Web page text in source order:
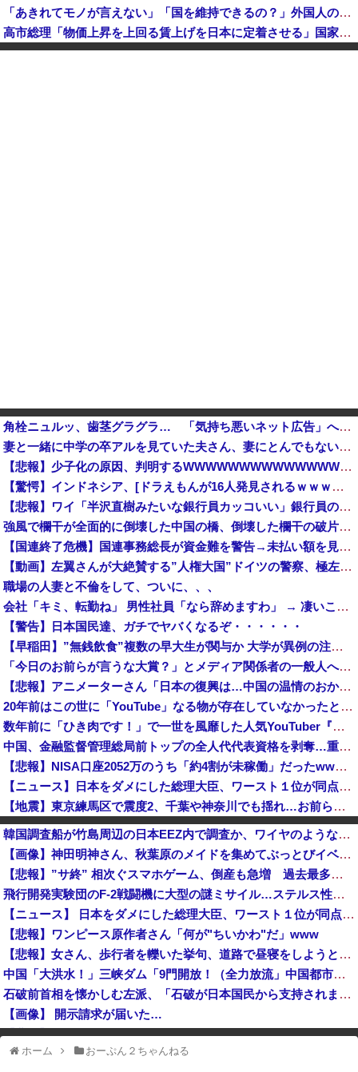
「あきれてモノが言えない」「国を維持できるの？」外国人の永住許可要件の厳格化で在日中国人の本音は？
高市総理「物価上昇を上回る賃上げを日本に定着させる」国家公務員月給3.51％増へ 地方公務員も追随する見通し
【鹿児島】 突然右折し路面電車と衝突 乗っていた男女3人は車を放置しダッシュで逃走中
角栓ニュルッ、歯茎グラグラ… 「気持ち悪いネット広告」への苦情が急増 [8/8]
妻と一緒に中学の卒アルを見ていた夫さん、妻にとんでもない秘密をバレて震える・・・
【悲報】少子化の原因、判明するWWWWWWWWWWWWWWWW
【驚愕】インドネシア、[ドラえもんが16人発見されるｗｗｗｗｗｗｗｗｗ他
【悲報】ワイ「半沢直樹みたいな銀行員カッコいい」銀行員の友人「あんな奴居ねえよ」
強風で欄干が全面的に倒壊した中国の橋、倒壊した欄干の破片を調べると凄まじい事実が発覚して……
【国連終了危機】国連事務総長が資金難を警告→未払い額を見た世界3位負担の日本側から厳しい声→では誰が払っていないのか言え
【動画】左翼さんが大絶賛する”人権大国”ドイツの警察、極左活動家への「人道的対処」が力強すぎるとネットで話題に → ｗｗｗｗｗｗｗｗ
職場の人妻と不倫をして、ついに、、、
会社「キミ、転勤ね」 男性社員「なら辞めますわ」 → 凄いことになるｗｗｗｗｗｗ
【警告】日本国民達、ガチでヤバくなるぞ・・・・・・
【早稲田】”無銭飲食”複数の早大生が関与か 大学が異例の注意喚起
「今日のお前らが言うな大賞？」とメディア関係者の一般人への苦言にツッコミ殺到、被災地の避難所でカメラまわすのは……
【悲報】アニメーターさん「日本の復興は…中国の温情のおかげだ！」 ← 突っ込み殺到 ｗｗｗｗｗｗｗｗｗ
20年前はこの世に「YouTube」なる物が存在していなかったという事実
数年前に「ひき肉です！」で一世を風靡した人気YouTuber『ちょんまげ小僧』さん、とんでもないことになっていた
中国、金融監督管理総局前トップの全人代代表資格を剥奪…重大な規律違反で！
【悲報】NISA口座2052万のうち「約4割が未稼働」だったwwwwww
【ニュース】日本をダメにした総理大臣、ワースト１位が同点でこの人ｗｗｗｗｗｗ
【地震】東京練馬区で震度2、千葉や神奈川でも揺れ…お前ら気付いた？
「近年稀に見るどころの話じゃないぞ」と台風15号の予想進路に困惑する人が多数、偏西風が全く通用していないんだけど……
なぜプーチンはウクライナ侵攻をやめられないのか？！
「外国人受け入れ反対」大幅増 東大調査、若い世代で多く
韓国調査船が竹島周辺の日本EEZ内で調査か、ワイヤのようなもの海中に投入…外務省が抗議！
【画像】神田明神さん、秋葉原のメイドを集めてぶっとびイベントを開催してしまうwwwwww
【悲報】”サ終” 相次ぐスマホゲーム、倒産も急増 過去最多ペースで推移 「当たれば一攫千金」過去の時代に
飛行開発実験団のF-2戦闘機に大型の謎ミサイル…ステルス性と射程1000kmを誇る「最新鋭の空母キラー」か？！
【ニュース】 日本をダメにした総理大臣、ワースト１位が同点でこの人ｗｗｗｗｗｗ
【悲報】ワンピース原作者さん「何が"ちいかわ"だ」www
【悲報】女さん、歩行者を轢いた挙句、道路で昼寝をしようとしてしまう
中国「大洪水！」三峡ダム「9門開放！（全力放流」中国都市「三峡沿線の道路水没」中国政府「高速道路封鎖！」中国ダム「緊急放流に合わせて開門（土砂崩れ発生」→
石破前首相を懐かしむ左派、「石破が日本国民から支持されまくっていた」と主張してしまうも……
【画像】 開示請求が届いた…
【悲報】 中国、橋の欄干が強風一発で粉々に 鉄筋ゼロ 当局「接着剤でくっつけただけ」「正常で、品質問題はない」
ホーム おーぷん２ちゃんねる